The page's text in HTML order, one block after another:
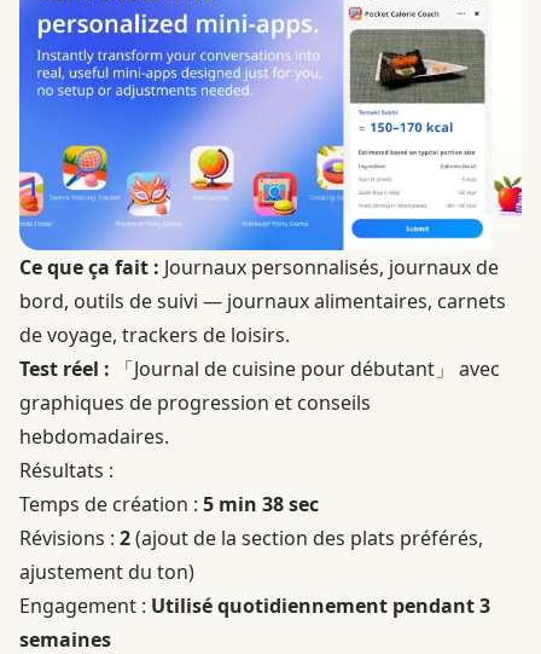
Ce que ça fait : Journaux personnalisés, journaux de
bord, outils de suivi — journaux alimentaires, carnets
de voyage, trackers de loisirs.
Test réel : 「Journal de cuisine pour débutant」 avec
graphiques de progression et conseils
hebdomadaires.
Résultats :
Temps de création : 5 min 38 sec
Révisions : 2(ajout de la section des plats préférés,
ajustement du ton)
Engagement : Utilisé quotidiennement pendant 3
semaines